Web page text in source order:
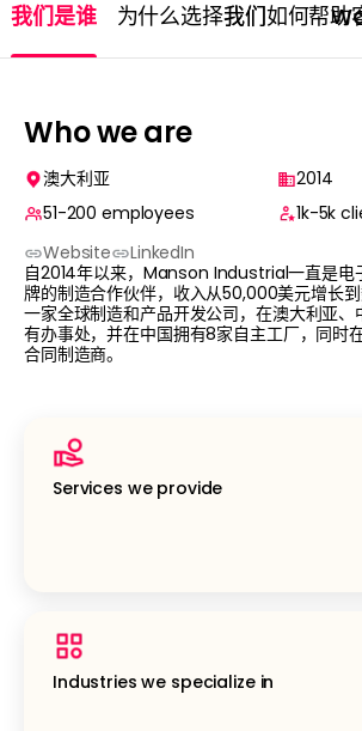
我们是谁 为什么选择我们我们如何帮助
Who we are
澳大利亚
2014
51-200 employees 1k-5k
Website
LinkedIn
自2014年以来，Manson Industrial一直是电
牌的制造合作伙伴，收入从50,000美元增长
一家全球制造和产品开发公司，在澳大利亚
有办事处，并在中国拥有8家自主工厂，同时
合同制造商。
Services we provide
Industries we specialize in